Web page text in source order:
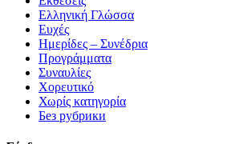
Ελληνική Γλώσσα
Ευχές
Ημερίδες – Συνέδρια
Προγράμματα
Συναυλίες
Χορευτικό
Χωρίς κατηγορία
Без рубрики